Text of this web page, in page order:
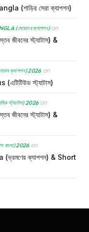
(শাড়ির সেরা ক্যাপশন)
(মেয়েদের ক্যাপশন)on
স্ট্যাটাস) &
ক্যাপশন) 2026on
স্ট্যাটাস)
স্ট্যাটাস) 2026on
স্ট্যাটাস) &
বাংলা) 2026on
ক্যাপশন) & Short